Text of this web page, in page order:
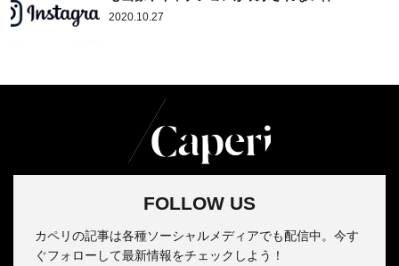
2020.10.27
FOLLOW US
カペリの記事は各種ソーシャルメディアでも配信中。今す
ぐフォローして最新情報をチェックしよう！